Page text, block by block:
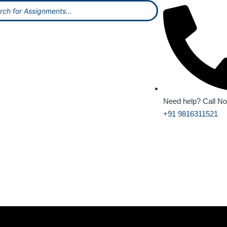
Need help? Call
+91 9816311521